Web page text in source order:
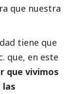
que nuestra
tiene que
que, en este
que vivimos
las